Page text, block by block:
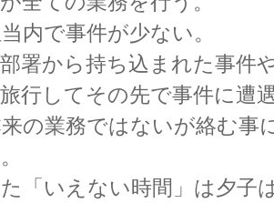
内で事件が少ない。
署から持ち込まれた事件
行してその先で事件に遭
の業務ではないが絡む事
「いえない時間」は夕子